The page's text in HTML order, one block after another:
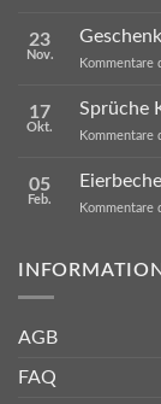
23
Nov.
Kommentare
17
Okt.
Sprüche
Kommentare
05
Feb.
Kommentare
AGB
FAQ